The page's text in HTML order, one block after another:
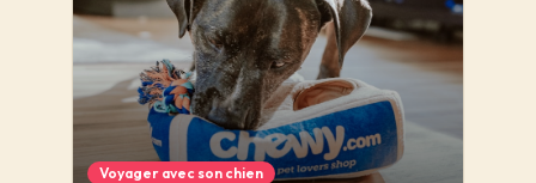
Voyager avec son chien